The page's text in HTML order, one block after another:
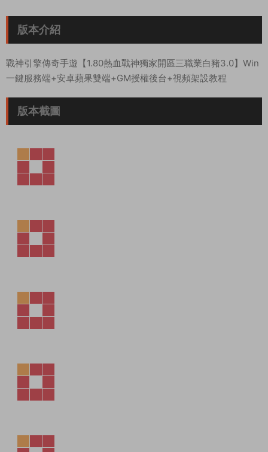
版本介紹
戰神引擎傳奇手遊【1.80熱血戰神獨家開區三職業白豬3.0】Win
一鍵服務端+安卓蘋果雙端+GM授權後台+視頻架設教程
版本截圖